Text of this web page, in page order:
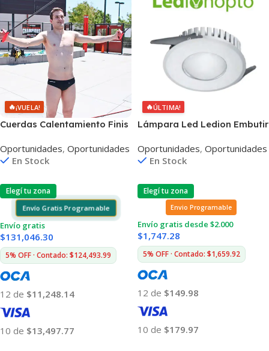
🔥¡VUELA!
Cuerdas Calentamiento Finis
Oportunidades, Oportunidades
En Stock
Elegí tu zona
Envío Gratis Programable
Envío gratis
$131,046.30
5% OFF · Contado: $124,493.99
12 de $11,248.14
10 de $13,497.77
🔥ÚLTIMA!
Lámpara Led Ledion Embutir
140°
Oportunidades, Oportunidades
En Stock
Elegí tu zona
Envio Programable
Envío gratis desde $2.000
$1,747.28
5% OFF · Contado: $1,659.92
12 de $149.98
10 de $179.97